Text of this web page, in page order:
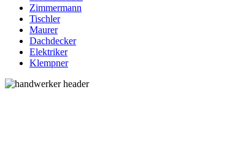
Zimmermann
Tischler
Maurer
Dachdecker
Elektriker
Klempner